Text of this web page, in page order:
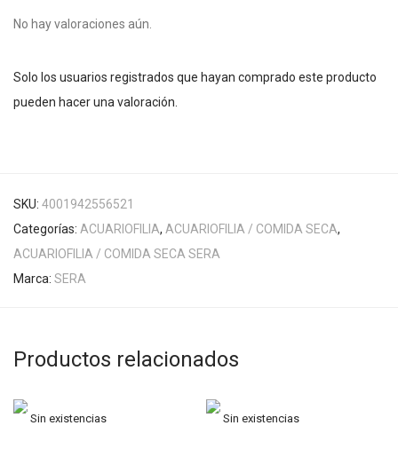
No hay valoraciones aún.
Solo los usuarios registrados que hayan comprado este producto
pueden hacer una valoración.
SKU: 4001942556521
Categorías: ACUARIOFILIA, ACUARIOFILIA / COMIDA SECA,
ACUARIOFILIA / COMIDA SECA SERA
Marca: SERA
Productos relacionados